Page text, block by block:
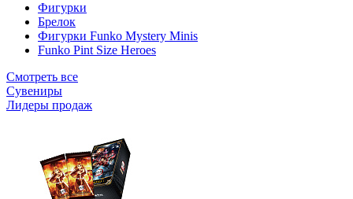
Фигурки
Брелок
Фигурки Funko Mystery Minis
Funko Pint Size Heroes
Смотреть все
Сувениры
Лидеры продаж